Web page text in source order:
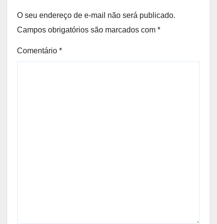
O seu endereço de e-mail não será publicado.
Campos obrigatórios são marcados com *
Comentário *